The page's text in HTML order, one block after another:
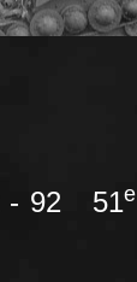
- 92 51e